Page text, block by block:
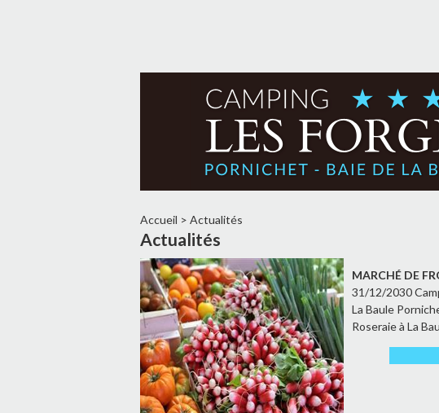
Accueil > Actualités
Actualités
MARCHÉ DE
31/12/2030
La Baule
Roseraie à La